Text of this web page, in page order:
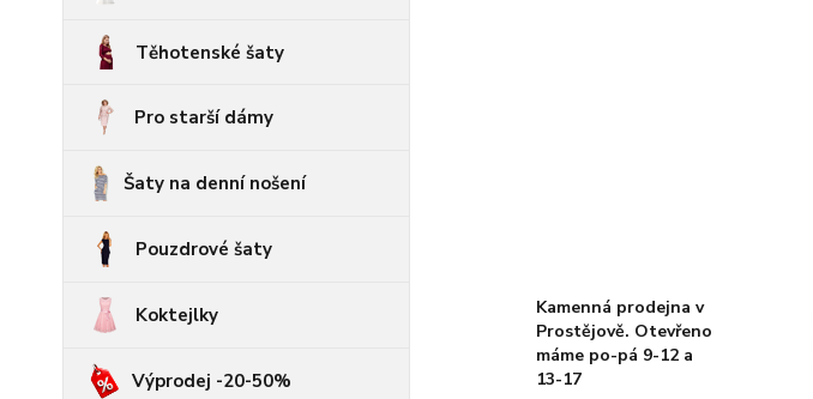
Těhotenské šaty
Pro starší dámy
Šaty na denní nošení
Pouzdrové šaty
Koktejlky
Výprodej -20-50%
Kamenná prodejna v
Prostějově. Otevřeno
máme po-pá 9-12 a
13-17